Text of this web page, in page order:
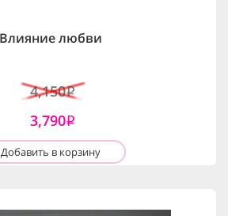
Влияние любви
4,150i
3,790i
Добавить в корзину